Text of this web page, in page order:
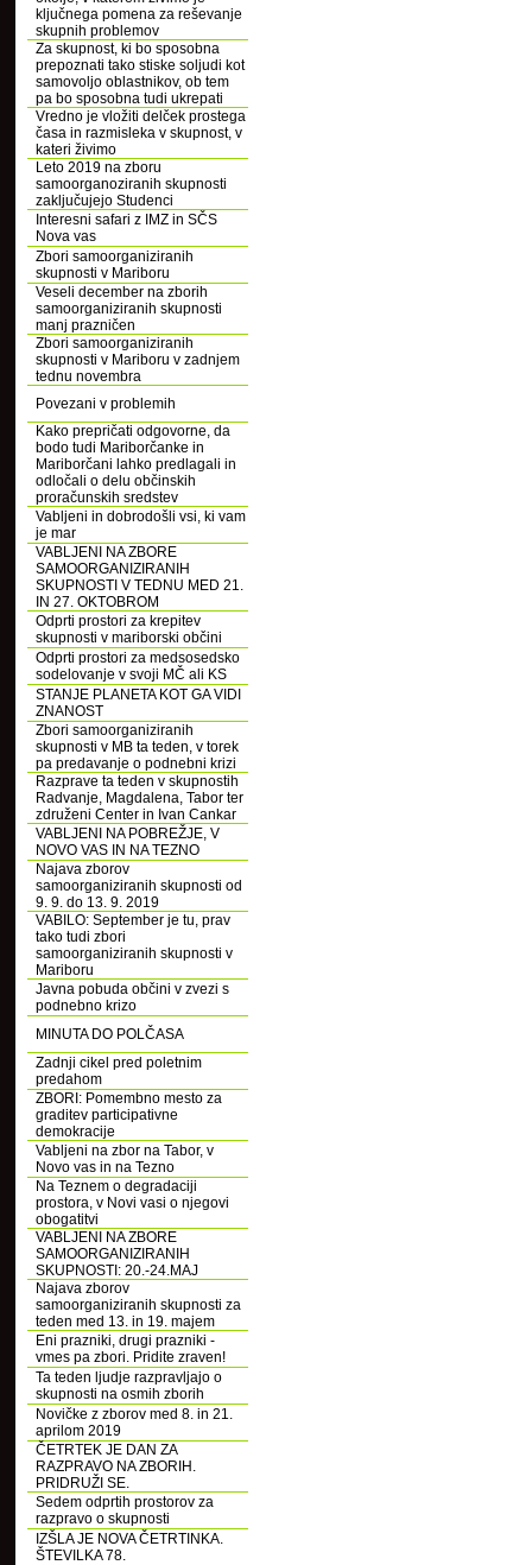
ključnega pomena za reševanje
skupnih problemov
Za skupnost, ki bo sposobna
prepoznati tako stiske soljudi kot
samovoljo oblastnikov, ob tem
pa bo sposobna tudi ukrepati
Vredno je vložiti delček prostega
časa in razmisleka v skupnost, v
kateri živimo
Leto 2019 na zboru
samoorganoziranih skupnosti
zaključujejo Studenci
Interesni safari z IMZ in SČS
Nova vas
Zbori samoorganiziranih
skupnosti v Mariboru
Veseli december na zborih
samoorganiziranih skupnosti
manj prazničen
Zbori samoorganiziranih
skupnosti v Mariboru v zadnjem
tednu novembra
Povezani v problemih
Kako prepričati odgovorne, da
bodo tudi Mariborčanke in
Mariborčani lahko predlagali in
odločali o delu občinskih
proračunskih sredstev
Vabljeni in dobrodošli vsi, ki vam
je mar
VABLJENI NA ZBORE
SAMOORGANIZIRANIH
SKUPNOSTI V TEDNU MED 21.
IN 27. OKTOBROM
Odprti prostori za krepitev
skupnosti v mariborski občini
Odprti prostori za medsosedsko
sodelovanje v svoji MČ ali KS
STANJE PLANETA KOT GA VIDI
ZNANOST
Zbori samoorganiziranih
skupnosti v MB ta teden, v torek
pa predavanje o podnebni krizi
Razprave ta teden v skupnostih
Radvanje, Magdalena, Tabor ter
združeni Center in Ivan Cankar
VABLJENI NA POBREŽJE, V
NOVO VAS IN NA TEZNO
Najava zborov
samoorganiziranih skupnosti od
9. 9. do 13. 9. 2019
VABILO: September je tu, prav
tako tudi zbori
samoorganiziranih skupnosti v
Mariboru
Javna pobuda občini v zvezi s
podnebno krizo
MINUTA DO POLČASA
Zadnji cikel pred poletnim
predahom
ZBORI: Pomembno mesto za
graditev participativne
demokracije
Vabljeni na zbor na Tabor, v
Novo vas in na Tezno
Na Teznem o degradaciji
prostora, v Novi vasi o njegovi
obogatitvi
VABLJENI NA ZBORE
SAMOORGANIZIRANIH
SKUPNOSTI: 20.-24.MAJ
Najava zborov
samoorganiziranih skupnosti za
teden med 13. in 19. majem
Eni prazniki, drugi prazniki -
vmes pa zbori. Pridite zraven!
Ta teden ljudje razpravljajo o
skupnosti na osmih zborih
Novičke z zborov med 8. in 21.
aprilom 2019
ČETRTEK JE DAN ZA
RAZPRAVO NA ZBORIH.
PRIDRUŽI SE.
Sedem odprtih prostorov za
razpravo o skupnosti
IZŠLA JE NOVA ČETRTINKA.
ŠTEVILKA 78.